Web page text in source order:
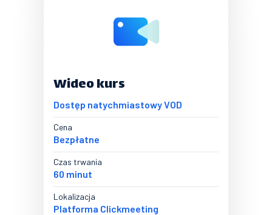
Wideo kurs
Dostęp natychmiastowy VOD
Cena
Bezpłatne
Czas trwania
60 minut
Lokalizacja
Platforma Clickmeeting